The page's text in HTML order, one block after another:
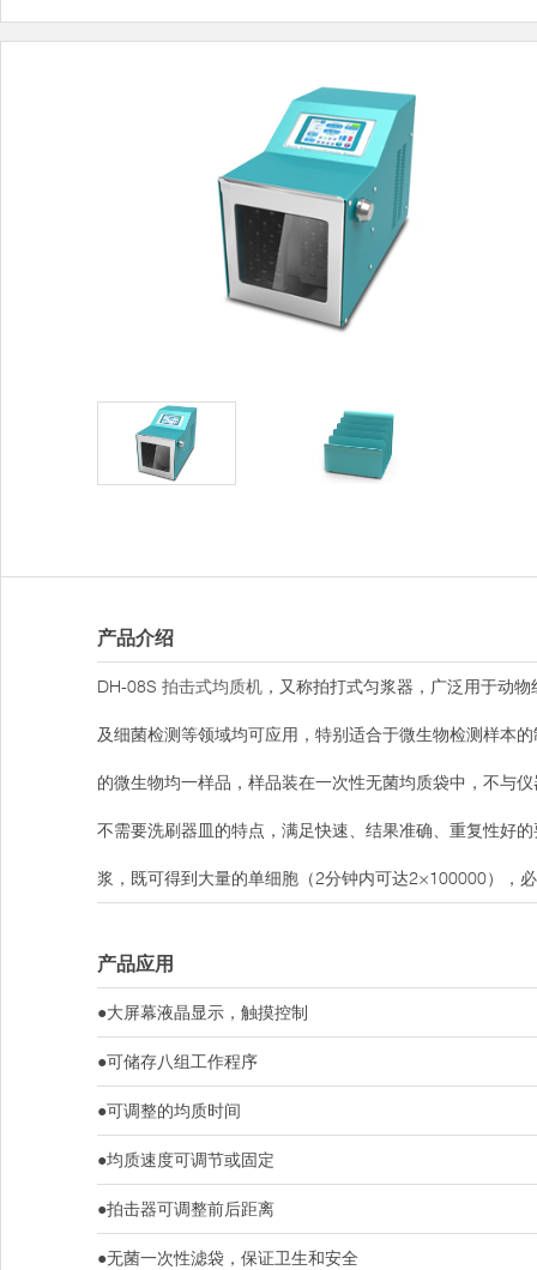
产品介绍
DH-08S 拍击式均质机 ，又称拍打式匀浆器，广泛用于动
及细菌检测等领域均可应用，特别适合于微生物检测样本
的微生物均一样品，样品装在一次性无菌均质袋中，不与
不需要洗刷器皿的特点，满足快速、结果准确、重复性好
浆，既可得到大量的单细胞（2分钟内可达2×100000），
产品应用
●大屏幕液晶显示，触摸控制
●可储存八组工作程序
●可调整的均质时间
●均质速度可调节或固定
●拍击器可调整前后距离
●无菌一次性滤袋，保证卫生和安全